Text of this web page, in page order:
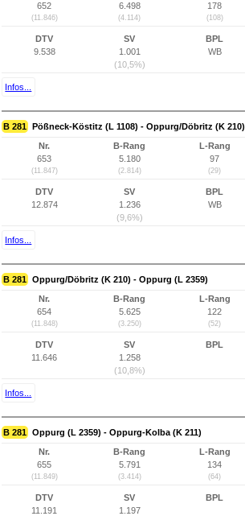
652
(11.846)
6.498
(4.114)
178
(108)
DTV
9.538
SV
1.001
(10,5%)
BPL
WB
Infos...
B 281 Pößneck-Köstitz (L 1108) - Oppurg/Döbritz (K 210)
Nr.
653
(11.847)
B-Rang
5.180
(2.814)
L-Rang
97
(29)
DTV
12.874
SV
1.236
(9,6%)
BPL
WB
Infos...
B 281 Oppurg/Döbritz (K 210) - Oppurg (L 2359)
Nr.
654
(11.848)
B-Rang
5.625
(3.250)
L-Rang
122
(52)
DTV
11.646
SV
1.258
(10,8%)
BPL
Infos...
B 281 Oppurg (L 2359) - Oppurg-Kolba (K 211)
Nr.
655
(11.849)
B-Rang
5.791
(3.414)
L-Rang
134
(64)
DTV
11.191
SV
1.197
BPL